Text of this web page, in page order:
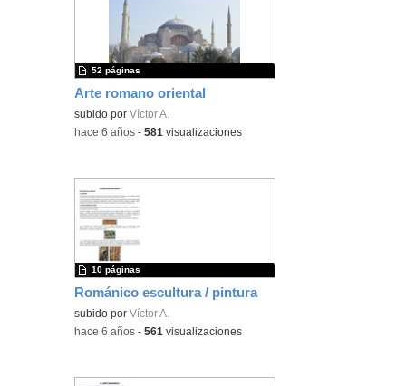
Arte romano oriental
subido porVíctor A.
52 páginas
-hace 6 años -581 visualizaciones
Románico escultura / pintura
subido porVíctor A.
10 páginas
-hace 6 años -561 visualizaciones